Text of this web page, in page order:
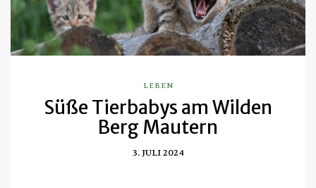
LEBEN
Süße Tierbabys am Wilden
Berg Mautern
3. JULI 2024